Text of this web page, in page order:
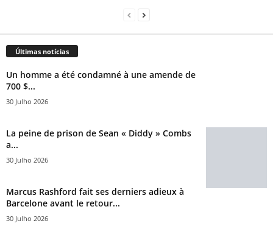
Últimas notícias
Un homme a été condamné à une amende de
700 $...
30 Julho 2026
La peine de prison de Sean « Diddy » Combs
a...
30 Julho 2026
Marcus Rashford fait ses derniers adieux à
Barcelone avant le retour...
30 Julho 2026